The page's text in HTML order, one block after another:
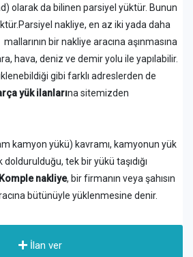
olarak da bilinen parsiyel yüktür. Bunun
nakliye, en az iki yada daha
bir nakliye aracına aşınmasına
hava, deniz ve demir yolu ile yapılabilir.
gibi farklı adreslerden de
yük ilanlarına sitemizden
kamyon yükü) kavramı, kamyonun yük
tek bir yükü taşıdığı
Komple nakliye, bir firmanın veya şahısın
bütünüyle yüklenmesine denir.
İlan ver